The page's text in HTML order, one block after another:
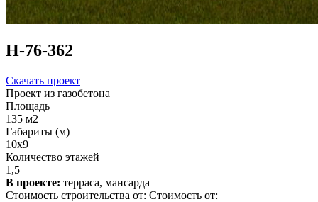
Н-76-362
Скачать проект
Проект из газобетона
Площадь
135 м2
Габариты (м)
10x9
Количество этажей
1,5
В проекте: терраса, мансарда
Стоимость строительства от: Стоимость от: